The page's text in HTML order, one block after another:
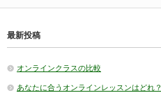
最新投稿
オンラインクラスの比較
あなたに合うオンラインレッスンはどれ？